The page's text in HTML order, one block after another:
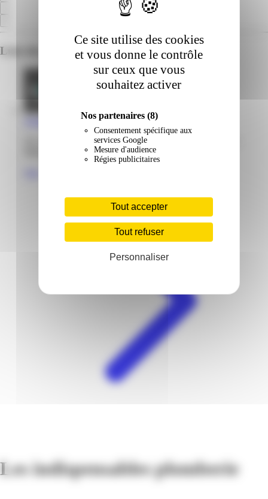
Ce site utilise des cookies
et vous donne le contrôle
sur ceux que vous
souhaitez activer
Nos partenaires (8)
Consentement spécifique aux
services Google
Mesure d'audience
Régies publicitaires
Tout accepter
Tout refuser
Personnaliser
Liste des emplacements pour ce prospectus
Ampg Plomberie | Jarry | Baie-Mahault
18, rue de Fulton - zone industrielle de Jarry 97122 Baie-
Mahault Guadeloupe
Les indispensables plomberie